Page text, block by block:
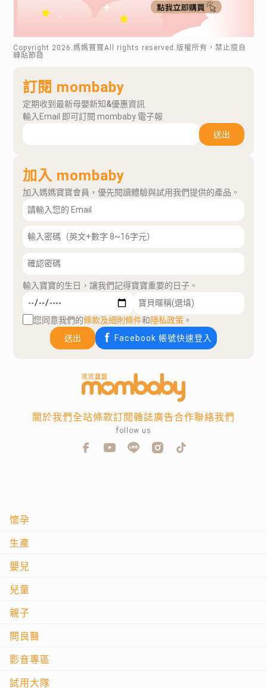
Copyright 2026 .媽媽寶寶All rights reserved.版權所有，禁止擅自
轉貼節錄
訂閱 mombaby
定期收到最新母嬰新知&優惠資訊
輸入Email 即可訂閱 mombaby 電子報
送出
加入 mombaby
加入媽媽寶寶會員，優先閱讀體驗與試用我們提供的產品。
輸入寶寶的生日，讓我們記得寶寶重要的日子。
您同意我們的條款及細則條件和隱私政策 。
送出
Facebook 帳號快速登入
懷孕
生產
嬰兒
兒童
親子
問良醫
影音專區
試用大隊
關於我們全站條款訂閱雜誌廣告合作聯絡我們
follow us